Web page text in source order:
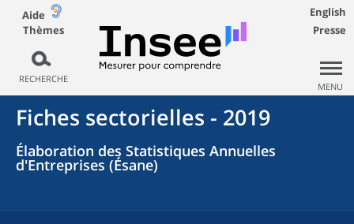
Aide
Thèmes
RECHERCHE
English
Presse
MENU
Fiches sectorielles - 2019
Élaboration des Statistiques Annuelles
d'Entreprises (Ésane)